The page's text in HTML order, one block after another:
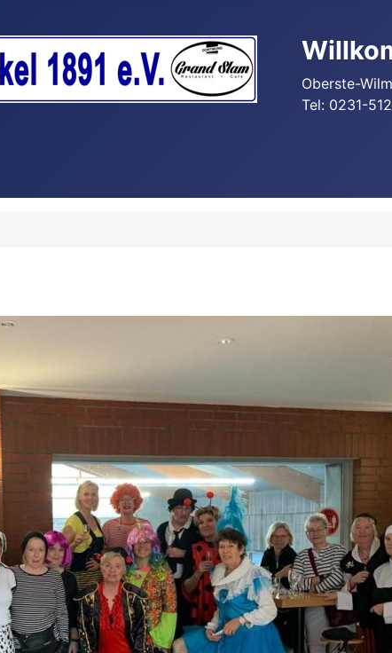
Oberste-
Tel: